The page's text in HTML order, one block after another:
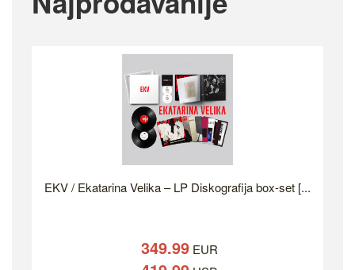
EKV / Ekatarina Velika – LP Diskografija box-set [...
349.99 EUR